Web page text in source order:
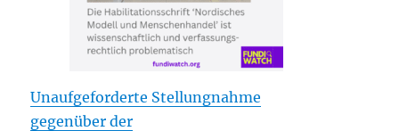
Unaufgeforderte Stellungnahme
gegenüber der